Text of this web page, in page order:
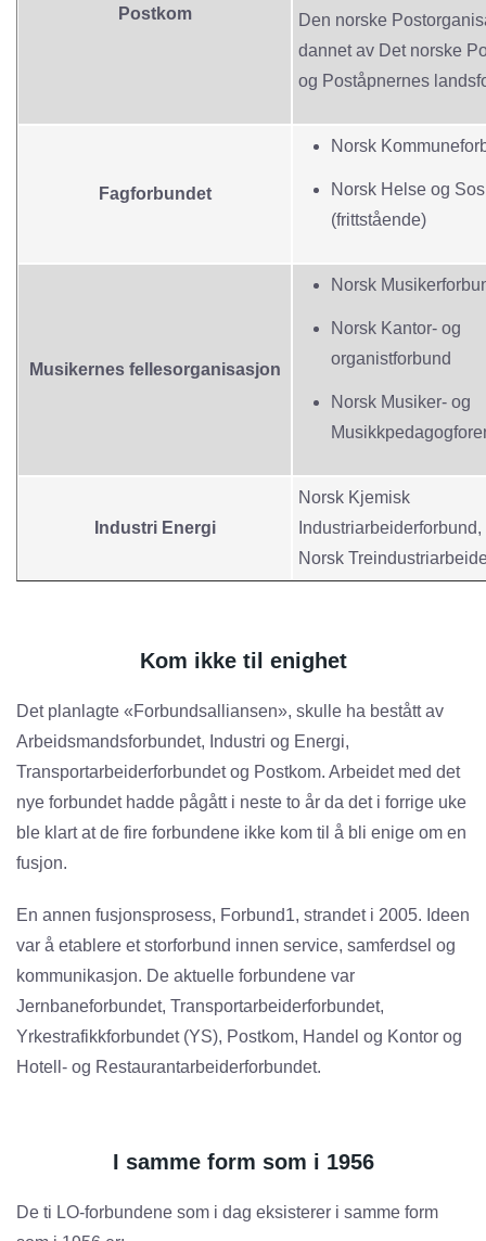
Postkom
Den norske
dannet av Det norske
og Poståpnernes
Fagforbundet
Norsk
Norsk Helse og
(frittstående)
Musikernes fellesorganisasjon
Norsk
Norsk Kantor‑ og
organistforbund
Norsk Musiker‑ og
Industri Energi
Norsk Kjemisk
Norsk
Kom ikke til enighet
Det planlagte «Forbundsalliansen», skulle ha bestått av
Arbeidsmandsforbundet, Industri og Energi,
Transportarbeiderforbundet og Postkom. Arbeidet med det
nye forbundet hadde pågått i neste to år da det i forrige uke
ble klart at de fire forbundene ikke kom til å bli enige om en
fusjon.
En annen fusjonsprosess, Forbund1, strandet i 2005. Ideen
var å etablere et storforbund innen service, samferdsel og
kommunikasjon. De aktuelle forbundene var
Jernbaneforbundet, Transportarbeiderforbundet,
Yrkestrafikkforbundet (YS), Postkom, Handel og Kontor og
Hotell- og Restaurantarbeiderforbundet.
I samme form som i 1956
De ti LO-forbundene som i dag eksisterer i samme form